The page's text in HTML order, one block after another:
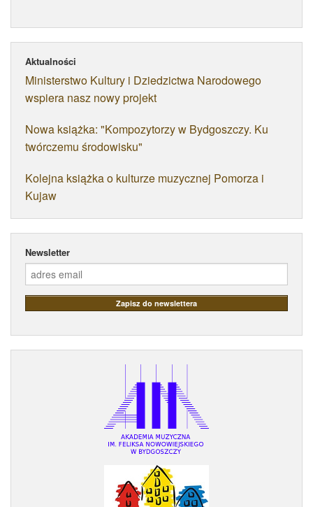
Aktualności
Ministerstwo Kultury i Dziedzictwa Narodowego
wspiera nasz nowy projekt
Nowa książka: "Kompozytorzy w Bydgoszczy. Ku
twórczemu środowisku"
Kolejna książka o kulturze muzycznej Pomorza i
Kujaw
Newsletter